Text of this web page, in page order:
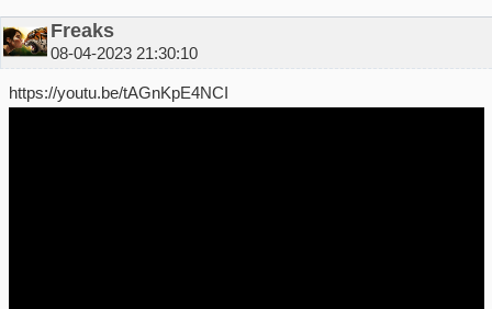
Freaks
08-04-2023 21:30:10
https://youtu.be/tAGnKpE4NCI